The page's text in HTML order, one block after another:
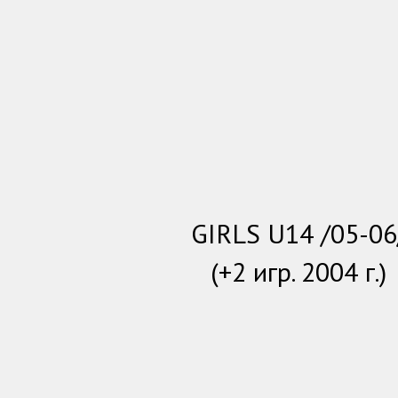
GIRLS U14 /05-
(+2 игр. 2004 г.)